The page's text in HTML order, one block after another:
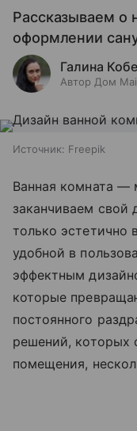
Рассказываем о
оформлении
Галина
Автор Дом
Источник: Freepik
Ванная комната —
заканчиваем свой
только эстетично
удобной в
эффектным
которые
постоянного
решений, которых
помещения,